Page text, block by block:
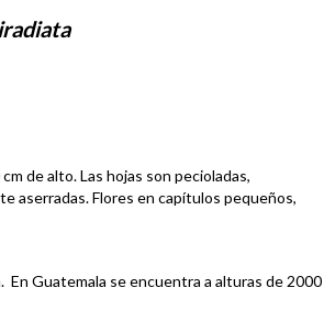
de alto. Las hojas son pecioladas,
aserradas. Flores en capítulos pequeños,
En Guatemala se encuentra a alturas de 2000